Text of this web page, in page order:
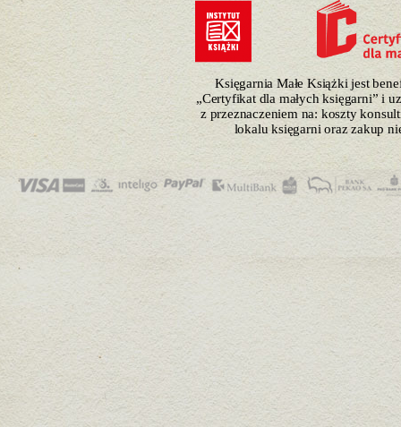
Księgarnia Małe Książki jest
„Certyfikat dla małych księgarni” i
z przeznaczeniem na: koszty
lokalu księgarni oraz zakup